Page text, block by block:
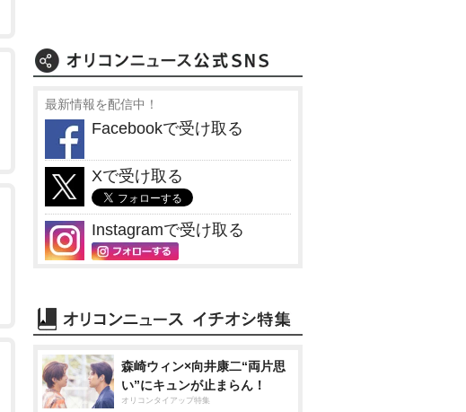
最新情報を配信中！
Facebookで受け取る
Xで受け取る
Instagramで受け取る
森崎ウィン×向井康二“両片思
い”にキュンが止まらん！
オリコンタイアップ特集